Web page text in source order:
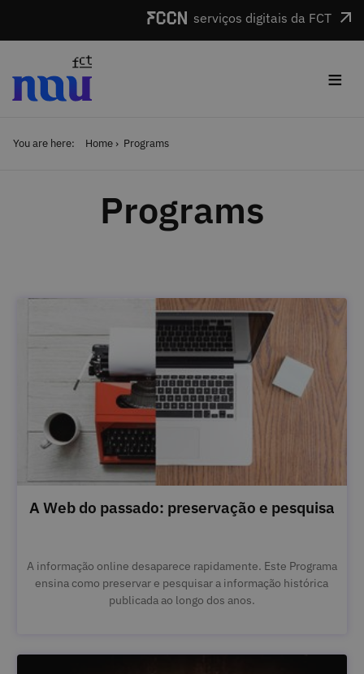
serviços digitais da FCT
≡
You are here: Home Programs
Programs
A Web do passado: preservação e pesquisa
A informação online desaparece rapidamente. Este Programa
ensina como preservar e pesquisar a informação histórica
publicada ao longo dos anos.